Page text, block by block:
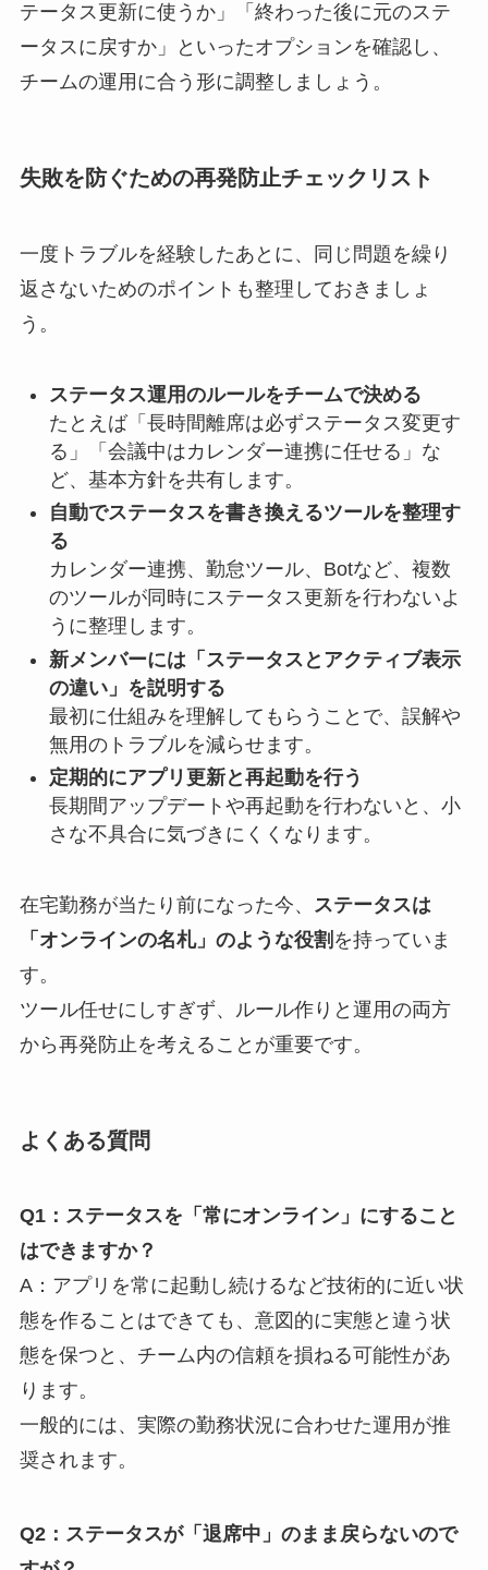
テータス更新に使うか」「終わった後に元のステ
ータスに戻すか」といったオプションを確認し、
チームの運用に合う形に調整しましょう。
失敗を防ぐための再発防止チェックリスト
一度トラブルを経験したあとに、同じ問題を繰り
返さないためのポイントも整理しておきましょ
う。
ステータス運用のルールをチームで決める
たとえば「長時間離席は必ずステータス変更す
る」「会議中はカレンダー連携に任せる」な
ど、基本方針を共有します。
自動でステータスを書き換えるツールを整理す
る
カレンダー連携、勤怠ツール、Botなど、複数
のツールが同時にステータス更新を行わないよ
うに整理します。
新メンバーには「ステータスとアクティブ表示
の違い」を説明する
最初に仕組みを理解してもらうことで、誤解や
無用のトラブルを減らせます。
定期的にアプリ更新と再起動を行う
長期間アップデートや再起動を行わないと、小
さな不具合に気づきにくくなります。
在宅勤務が当たり前になった今、
ステータスは
「オンラインの名札」のような役割 を持っていま
す。
ツール任せにしすぎず、ルール作りと運用の両方
から再発防止を考えることが重要です。
よくある質問
Q1：ステータスを「常にオンライン」にすること
はできますか？
A：アプリを常に起動し続けるなど技術的に近い状
態を作ることはできても、意図的に実態と違う状
態を保つと、チーム内の信頼を損ねる可能性があ
ります。
一般的には、実際の勤務状況に合わせた運用が推
奨されます。
Q2：ステータスが「退席中」のまま戻らないので